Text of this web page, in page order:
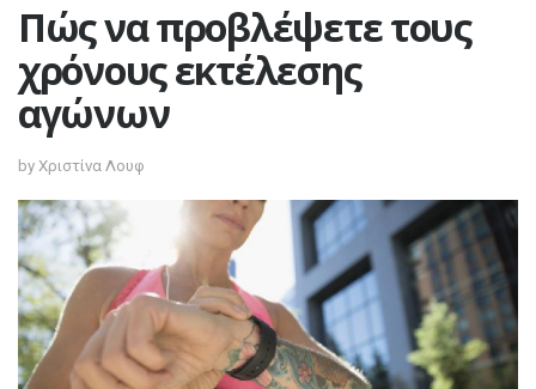
Πώς να προβλέψετε τους
χρόνους εκτέλεσης
αγώνων
by Χριστίνα Λουφ